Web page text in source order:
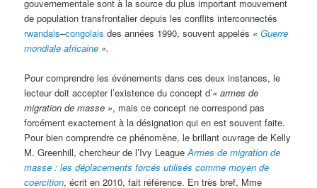
gouvernementale sont à la source du plus important mouvement
de population transfrontalier depuis les conflits interconnectés
rwandais–congolais des années 1990, souvent appelés «Guerre
mondiale africaine ».
Pour comprendre les événements dans ces deux instances, le
lecteur doit accepter l’existence du concept d’« armes de
migration de masse », mais ce concept ne correspond pas
forcément exactement à la désignation qui en est souvent faite.
Pour bien comprendre ce phénomène, le brillant ouvrage de Kelly
M. Greenhill, chercheur de l’Ivy LeagueArmes de migration de
masse : les déplacements forcés utilisés comme moyen de
coercition, écrit en 2010, fait référence. En très bref, Mme